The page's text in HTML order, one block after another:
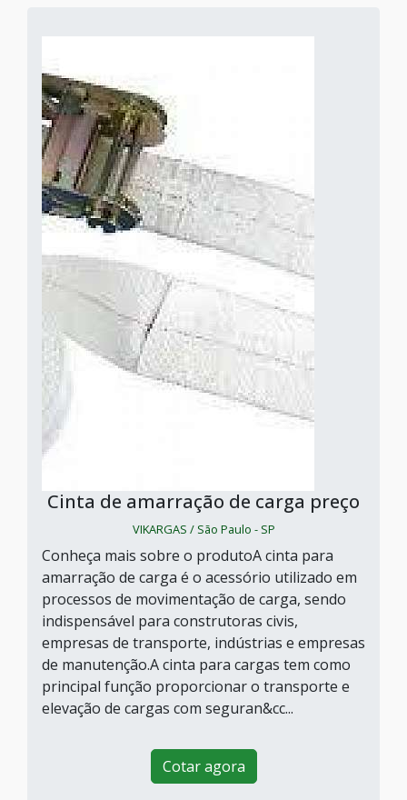
Cinta de amarração de carga preço
VIKARGAS / São Paulo - SP
Conheça mais sobre o produtoA cinta para
amarração de carga é o acessório utilizado em
processos de movimentação de carga, sendo
indispensável para construtoras civis,
empresas de transporte, indústrias e empresas
de manutenção.A cinta para cargas tem como
principal função proporcionar o transporte e
elevação de cargas com seguran&cc...
Cotar agora